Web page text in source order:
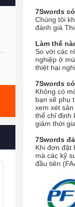
7Swords
Chúng tôi
đánh giá
Làm thế
So với các
nghiệp ở
thiệt hại
7Swords
Không có
bạn sẽ phụ
xem xét
thể chỉ định
giảm thời
7Swords
Khi đơn đặt
mà các kỹ
đầu tiên